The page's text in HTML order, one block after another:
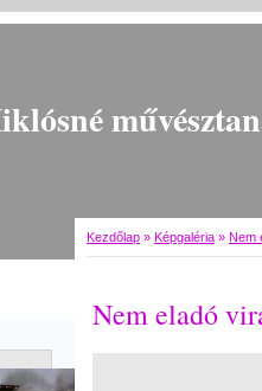
Kezdőlap » Képgaléria » Nem
Nem eladó